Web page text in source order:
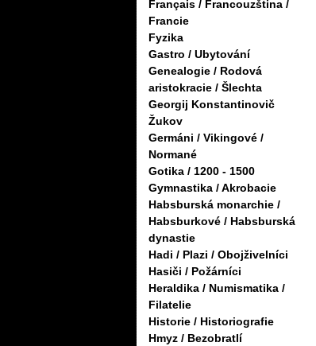
Français / Francouzština /
Francie
Fyzika
Gastro / Ubytování
Genealogie / Rodová
aristokracie / Šlechta
Georgij Konstantinovič
Žukov
Germáni / Vikingové /
Normané
Gotika / 1200 - 1500
Gymnastika / Akrobacie
Habsburská monarchie /
Habsburkové / Habsburská
dynastie
Hadi / Plazi / Obojživelníci
Hasiči / Požárníci
Heraldika / Numismatika /
Filatelie
Historie / Historiografie
Hmyz / Bezobratlí